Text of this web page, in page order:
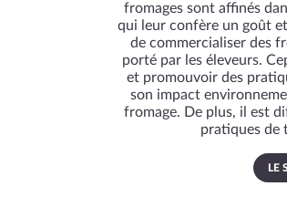
fromages sont affinés
qui leur confère un goût
de commercialiser des
porté par les éleveurs.
et promouvoir des
son impact
fromage. De plus, il est
pratiques de
LE